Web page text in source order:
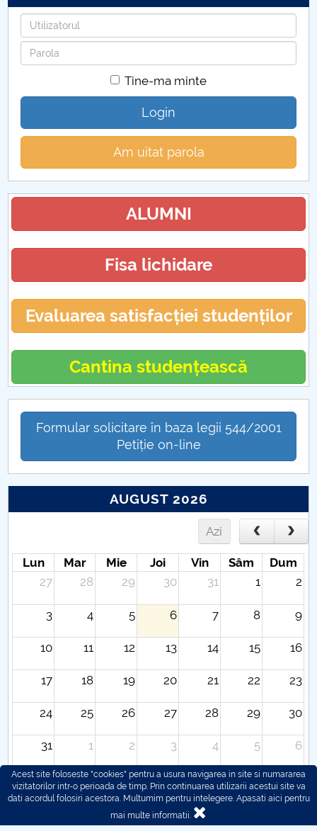
Utilizatorul
Parola
Tine-ma minte
Login
Am uitat parola
ALUMNI
Fisa lichidare
Evaluarea satisfacției studenților
Cantina studențească
Formular solicitare în baza legii 544/2001
Petiție on-line
AUGUST 2026
Azi
Lun Mar Mie Joi Vin Sâm
Dum
27
28 29 30 31 1 2
3 4 5 6 7 8 9
10 11 12 13 14 15 16
17 18 19 20 21 22 23
24 25 26 27 28 29 30
31 1 2 3 4 5 6
Acest site foloseste "cookies" pentru a usura navigarea in site si numararea
vizitatorilor intr-o perioada de timp. Prin continuarea utilizarii acestui site va
dati acordul folosiri acestora. Multumim pentru intelegere. Apasati aici pentru
mai multe informatii.